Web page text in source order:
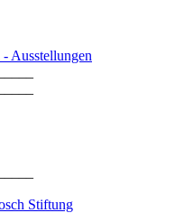
Ausstellungen
Stiftung